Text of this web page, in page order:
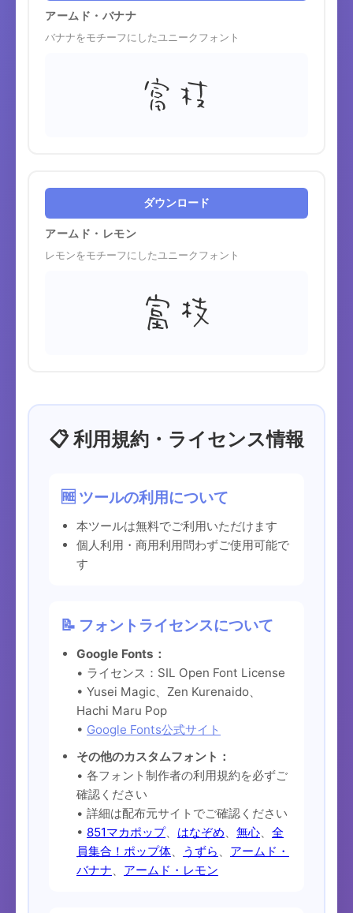
アームド・バナナ
バナナをモチーフにしたユニークフォント
富枝
ダウンロード
アームド・レモン
レモンをモチーフにしたユニークフォント
富枝
📋 利用規約・ライセンス情報
🆓 ツールの利用について
本ツールは無料でご利用いただけます
個人利用・商用利用問わずご使用可能で
す
📝 フォントライセンスについて
Google Fonts：
• ライセンス：SIL Open Font License
• Yusei Magic、Zen Kurenaido、
Hachi Maru Pop
• Google Fonts公式サイト
その他のカスタムフォント：
• 各フォント制作者の利用規約を必ずご
確認ください
• 詳細は配布元サイトでご確認ください
• 851マカポップ、 はなぞめ、 無心、 全
員集合！ポップ体、 うずら 、 アームド・
バナナ、 アームド・レモン